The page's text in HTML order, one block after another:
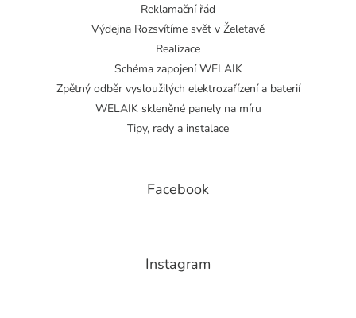
Reklamační řád
Výdejna Rozsvítíme svět v Želetavě
Realizace
Schéma zapojení WELAIK
Zpětný odběr vysloužilých elektrozařízení a baterií
WELAIK skleněné panely na míru
Tipy, rady a instalace
Facebook
Instagram